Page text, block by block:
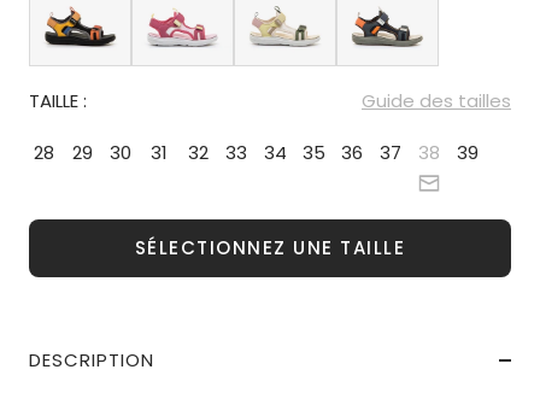
TAILLE : Guide des tailles
28 29 30 31 32 33 34 35 36 37 38 39
SÉLECTIONNEZ UNE TAILLE
DESCRIPTION